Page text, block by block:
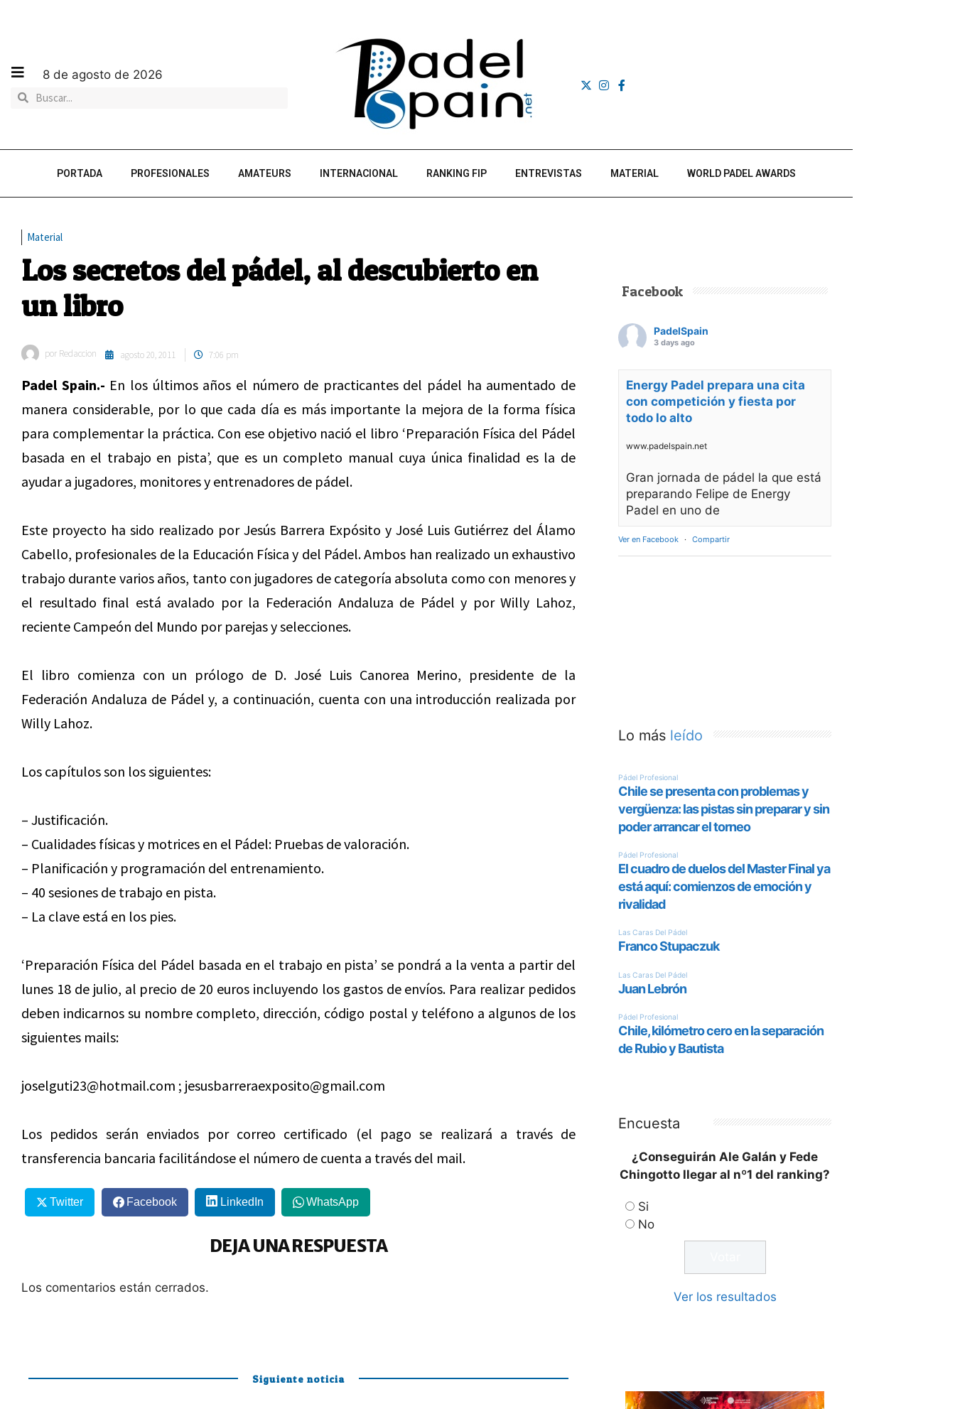
8 de agosto de 2026
PORTADA PROFESIONALES AMATEURS INTERNACIONAL RANKING FIP ENTREVISTAS MATERIAL WORLD PADEL AWARDS
Material
Los secretos del pádel, al descubierto en
un libro
por Redaccion agosto 20, 2011 7:06 pm
Padel Spain.- En los últimos años el número de practicantes del pádel ha aumentado de
manera considerable, por lo que cada día es más importante la mejora de la forma física
para complementar la práctica. Con ese objetivo nació el libro ‘Preparación Física del Pádel
basada en el trabajo en pista’, que es un completo manual cuya única finalidad es la de
ayudar a jugadores, monitores y entrenadores de pádel.
Este proyecto ha sido realizado por Jesús Barrera Expósito y José Luis Gutiérrez del Álamo
Cabello, profesionales de la Educación Física y del Pádel. Ambos han realizado un exhaustivo
trabajo durante varios años, tanto con jugadores de categoría absoluta como con menores y
el resultado final está avalado por la Federación Andaluza de Pádel y por Willy Lahoz,
reciente Campeón del Mundo por parejas y selecciones.
El libro comienza con un prólogo de D. José Luis Canorea Merino, presidente de la
Federación Andaluza de Pádel y, a continuación, cuenta con una introducción realizada por
Willy Lahoz.
Los capítulos son los siguientes:
– Justificación.
– Cualidades físicas y motrices en el Pádel: Pruebas de valoración.
– Planificación y programación del entrenamiento.
– 40 sesiones de trabajo en pista.
– La clave está en los pies.
‘Preparación Física del Pádel basada en el trabajo en pista’ se pondrá a la venta a partir del
lunes 18 de julio, al precio de 20 euros incluyendo los gastos de envíos. Para realizar pedidos
deben indicarnos su nombre completo, dirección, código postal y teléfono a algunos de los
siguientes mails:
joselguti23@hotmail.com ; jesusbarreraexposito@gmail.com
Los pedidos serán enviados por correo certificado (el pago se realizará a través de
transferencia bancaria facilitándose el número de cuenta a través del mail.
Twitter Facebook LinkedIn WhatsApp
DEJA UNA RESPUESTA
Los comentarios están cerrados.
Siguiente noticia
Facebook
PadelSpain
3 days ago
Energy Padel prepara una cita
con competición y fiesta por
todo lo alto
www.padelspain.net
Gran jornada de pádel la que está
preparando Felipe de Energy
Padel en uno de
Ver en Facebook · Compartir
Lo más leído
Encuesta
¿Conseguirán Ale Galán y Fede
Chingotto llegar al nº1 del ranking?
Si
No
Ver los resultados